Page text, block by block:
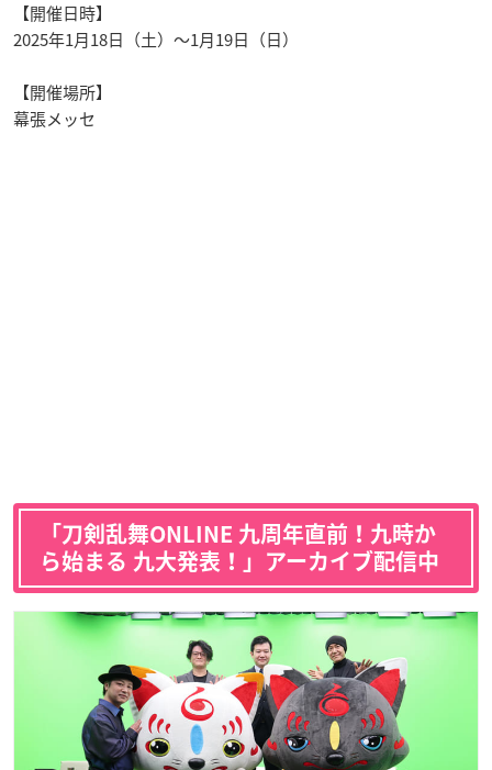
【開催日時】
2025年1月18日（土）～1月19日（日）
【開催場所】
幕張メッセ
「刀剣乱舞ONLINE 九周年直前！九時か
ら始まる 九大発表！」アーカイブ配信中